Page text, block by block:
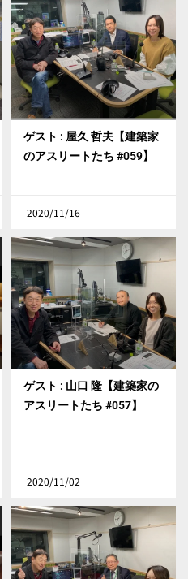
ゲスト : 屋久 哲夫【建築家
のアスリートたち #059】
2020/11/16
ゲスト : 山口 隆【建築家の
アスリートたち #057】
2020/11/02